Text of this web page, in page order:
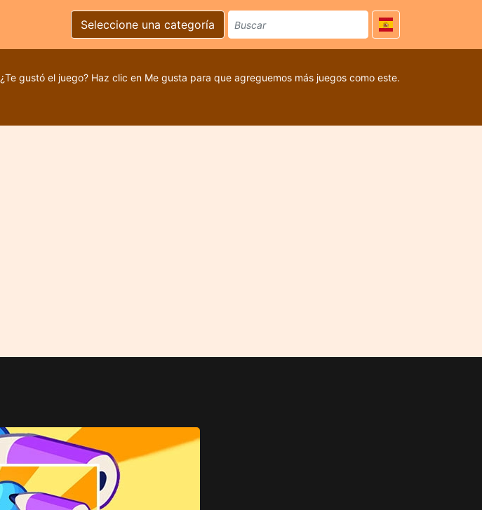
Seleccione una categoría
¿Te gustó el juego? Haz clic en Me gusta para que agreguemos más juegos como este.